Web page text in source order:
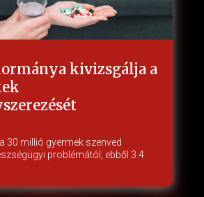
kivizsgálja a
30 millió gyermek szenved
problémától, ebből 3.4